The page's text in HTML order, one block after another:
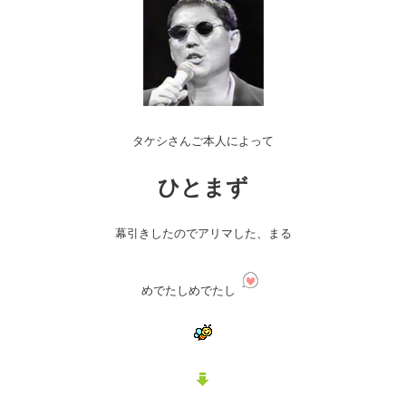
タケシさんご本人によって
ひとまず
幕引きしたのでアリマした、まる
めでたしめでたし